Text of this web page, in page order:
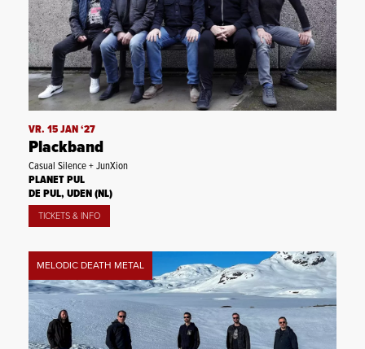
VR. 15 JAN ‘27
Plackband
Casual Silence + JunXion
PLANET PUL
DE PUL, UDEN (NL)
TICKETS & INFO
MELODIC DEATH METAL